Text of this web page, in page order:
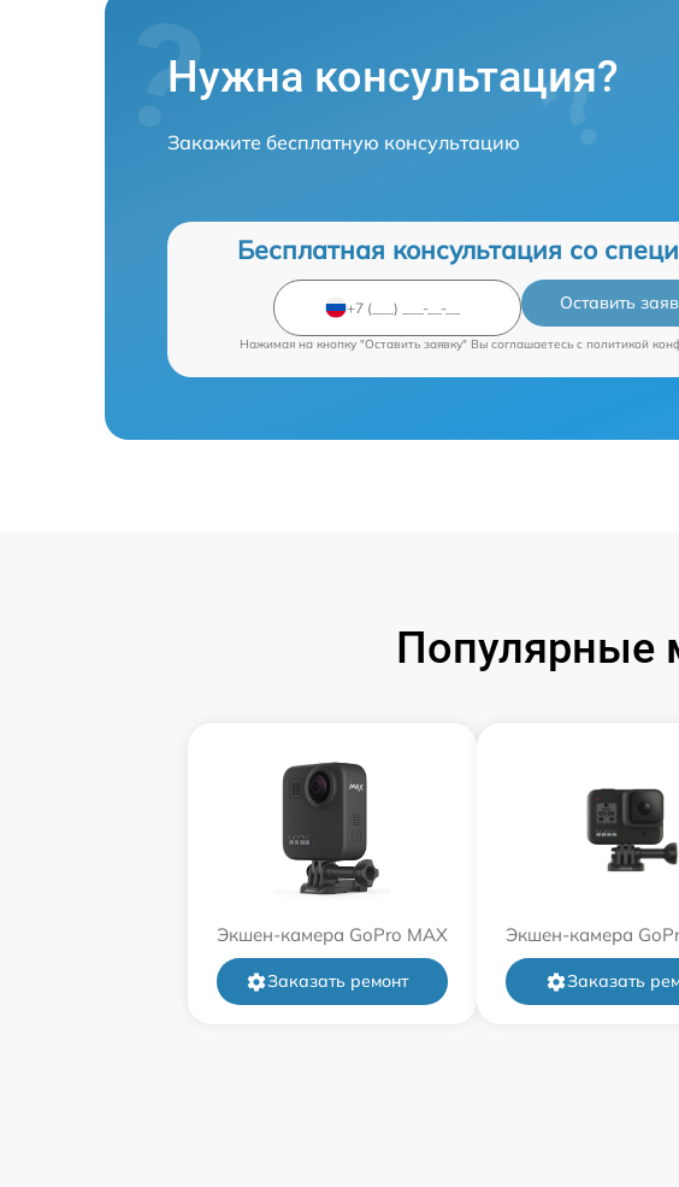
Нужна консультация?
Закажите бесплатную консультацию
Бесплатная консультация со
Оставить
Нажимая на кнопку "Оставить заявку" Вы соглашаетесь c политикой
Популярные
Экшен-камера GoPro MAX
Заказать ремонт
Экшен-камера
Заказать